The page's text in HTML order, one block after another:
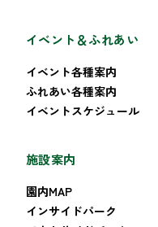
イベント＆ふれあい
イベント各種案内
ふれあい各種案内
イベントスケジュール
施設案内
園内MAP
インサイドパーク